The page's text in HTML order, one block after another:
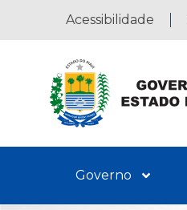
Acessibilidade
Governo